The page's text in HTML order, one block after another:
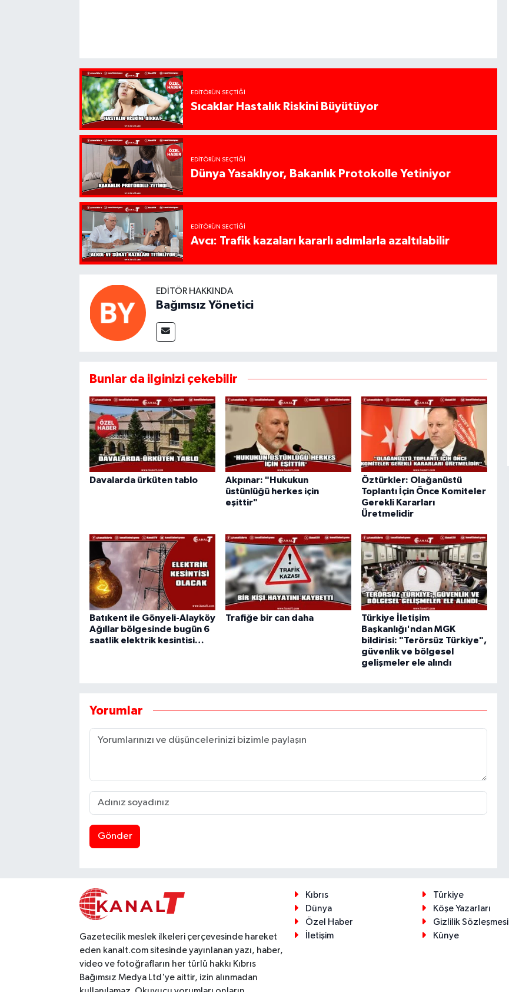
EDITÖRÜN SEÇTIĞI
Sıcaklar Hastalık Riskini Büyütüyor
EDITÖRÜN SEÇTIĞI
Dünya Yasaklıyor, Bakanlık Protokolle Yetiniyor
EDITÖRÜN SEÇTIĞI
Avcı: Trafik kazaları kararlı adımlarla azaltılabilir
EDITÖR HAKKINDA
Bağımsız Yönetici
Bunlar da ilginizi çekebilir
Davalarda ürküten tablo
Akpınar: "Hukukun
üstünlüğü herkes için
eşittir"
Öztürkler: Olağanüstü
Toplantı İçin Önce Komiteler
Gerekli Kararları
Üretmelidir
Batıkent ile Gönyeli-Alayköy
Ağıllar bölgesinde bugün 6
saatlik elektrik kesintisi…
Trafiğe bir can daha
Türkiye İletişim
Başkanlığı'ndan MGK
bildirisi: "Terörsüz Türkiye",
güvenlik ve bölgesel
gelişmeler ele alındı
Yorumlar
Gönder
Gazetecilik meslek ilkeleri çerçevesinde hareket
eden kanalt.com sitesinde yayınlanan yazı, haber,
video ve fotoğrafların her türlü hakkı Kıbrıs
Bağımsız Medya Ltd'ye aittir, izin alınmadan
Kıbrıs
Türkiye
Dünya
Köşe Yazarları
Özel Haber
Gizlilik Sözleşmesi
İletişim
Künye